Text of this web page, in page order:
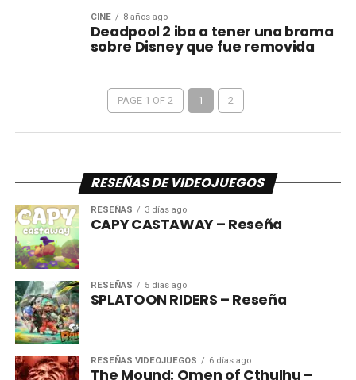
CINE 8 años ago
Deadpool 2 iba a tener una broma
sobre Disney que fue removida
PAGE 1 OF 2 1 2
RESEÑAS DE VIDEOJUEGOS
RESEÑAS 3 días ago
CAPY CASTAWAY – Reseña
RESEÑAS 5 días ago
SPLATOON RIDERS – Reseña
RESEÑAS VIDEOJUEGOS 6 días ago
The Mound: Omen of Cthulhu –